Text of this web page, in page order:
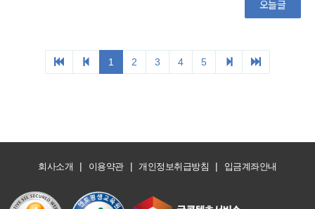
회사소개 | 이용약관 | 개인정보취급방침 | 입금계좌안내